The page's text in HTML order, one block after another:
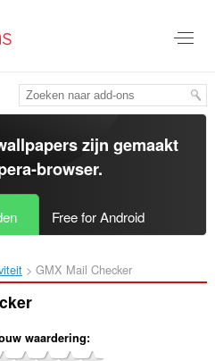
zijn gemaakt
browser.
Free for Android
GMX Mail Checker‎
waardering